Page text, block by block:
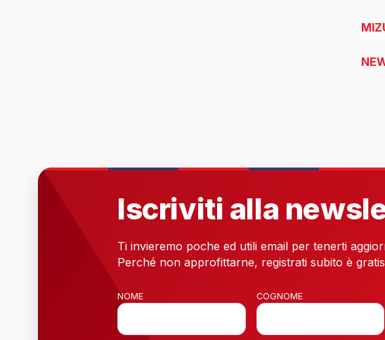
Iscriviti alla
Ti invieremo poche ed utili email per tenerti
Perché non approfittarne, registrati subito è
NOME COGNOME